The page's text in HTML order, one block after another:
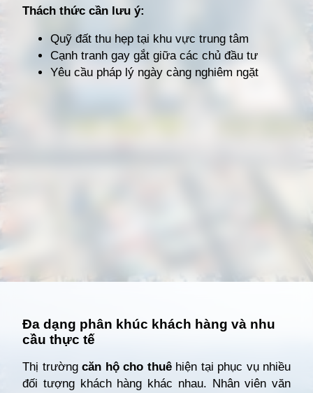
Thách thức cần lưu ý:
Quỹ đất thu hẹp tại khu vực trung tâm
Cạnh tranh gay gắt giữa các chủ đầu tư
Yêu cầu pháp lý ngày càng nghiêm ngặt
Đa dạng phân khúc khách hàng và nhu
cầu thực tế
Thị trường căn hộ cho thuêhiện tại phục vụ nhiều
đối tượng khách hàng khác nhau. Nhân viên văn